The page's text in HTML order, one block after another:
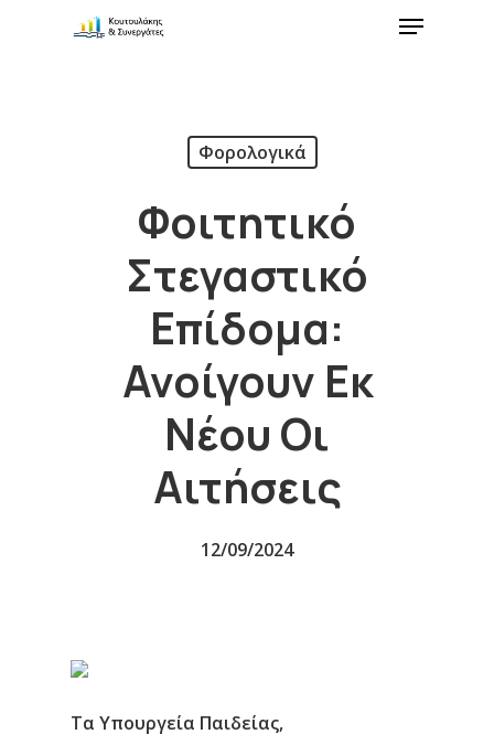
Φορολογικά
Φοιτητικό
Στεγαστικό
Επίδομα:
Ανοίγουν Εκ
Νέου Οι
Αιτήσεις
12/09/2024
Τα Υπουργεία Παιδείας,